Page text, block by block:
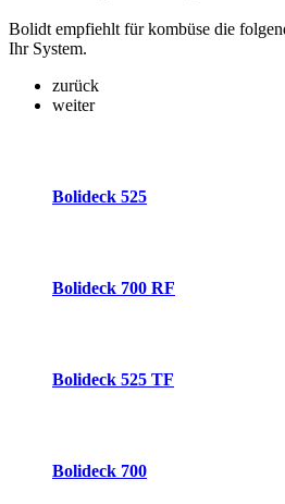
Bolidt empfiehlt für kombüse die
Ihr System.
zurück
weiter
Bolideck 525
Bolideck 700 RF
Bolideck 525 TF
Bolideck 700